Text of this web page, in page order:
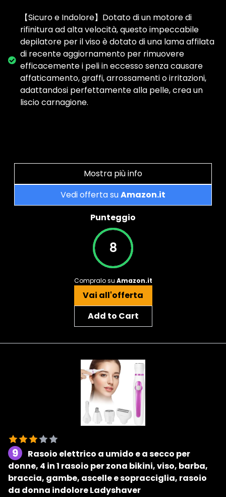
【Sicuro e Indolore】Dotato di un motore di
rifinitura ad alta velocità, questo impeccabile
depilatore per il viso è dotato di una lama affilata
di recente aggiornamento per rimuovere
efficacemente i peli in eccesso senza causare
affaticamento, graffi, arrossamenti o irritazioni,
adattandosi perfettamente alla pelle, crea un
liscio carnagione.
Mostra più info
Vedi offerta suAmazon.it
Punteggio
8
Compralo su Amazon.it
Vai all'offerta
Add to Cart
9
Rasoio elettrico a umido e a secco per
donne, 4 in 1 rasoio per zona bikini, viso, barba,
braccia, gambe, ascelle e sopracciglia, rasoio
da donna indolore Ladyshaver